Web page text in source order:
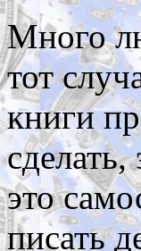
Много
тот
книги
это
писать